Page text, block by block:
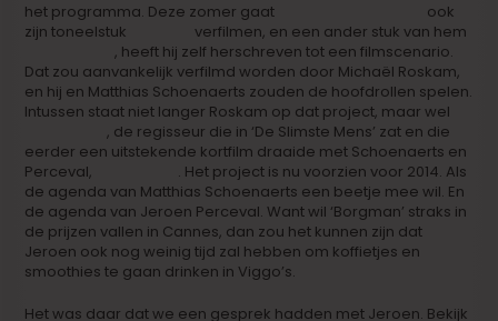
het programma. Deze zomer gaat
ook
zijn toneelstuk
‘Liebling’verfilmen, en een ander stuk van hem
‘d’Ardennen’, heeft hij zelf herschreven tot een filmscenario.
Dat zou aanvankelijk verfilmd worden door Michaël Roskam,
en hij en Matthias Schoenaerts zouden de hoofdrollen spelen.
Intussen staat niet langer Roskam op dat project, maar wel
Robin Pront, de regisseur die in ‘De Slimste Mens’ zat en die
eerder een uitstekende kortfilm draaide met Schoenaerts en
Perceval,
. Het project is nu voorzien voor 2014. Als
de agenda van Matthias Schoenaerts een beetje mee wil. En
de agenda van Jeroen Perceval. Want wil ‘Borgman’ straks in
de prijzen vallen in Cannes, dan zou het kunnen zijn dat
Jeroen ook nog weinig tijd zal hebben om koffietjes en
smoothies te gaan drinken in Viggo’s.
Het was daar dat we een gesprek hadden met Jeroen. Bekijk